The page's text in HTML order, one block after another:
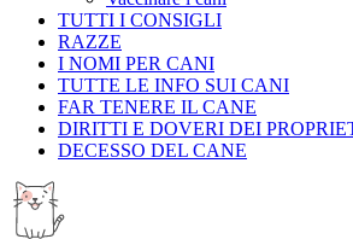
TUTTI I CONSIGLI
RAZZE
I NOMI PER CANI
TUTTE LE INFO SUI CANI
FAR TENERE IL CANE
DIRITTI E DOVERI DEI
DECESSO DEL CANE